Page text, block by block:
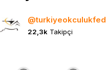
@turkiyeokculukfed
22,3k Takipçi